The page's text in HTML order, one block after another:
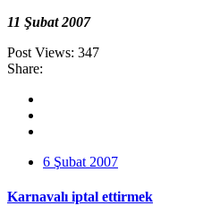
11 Şubat 2007
Post Views: 347
Share:
6 Şubat 2007
Karnavalı iptal ettirmek